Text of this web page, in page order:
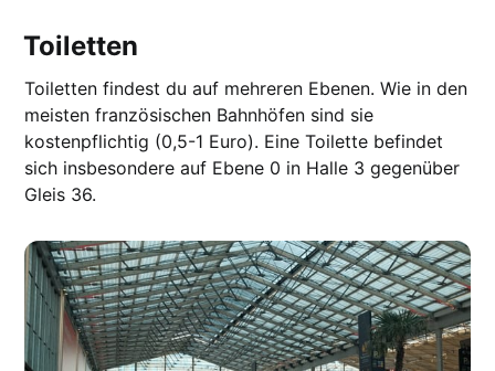
Toiletten
Toiletten findest du auf mehreren Ebenen. Wie in den
meisten französischen Bahnhöfen sind sie
kostenpflichtig (0,5-1 Euro). Eine Toilette befindet
sich insbesondere auf Ebene 0 in Halle 3 gegenüber
Gleis 36.